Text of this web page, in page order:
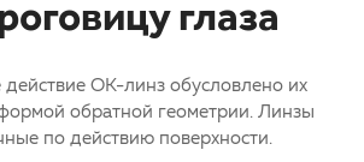
глаза
ОК-линз обусловлено их
обратной геометрии. Линзы
по действию поверхности.